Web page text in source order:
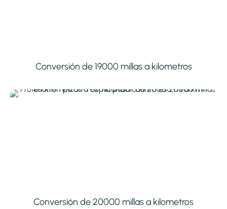
Conversión de 19000 millas a kilometros
Conversión de 20000 millas a kilometros